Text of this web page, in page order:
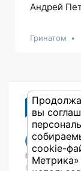
Андрей
Гринатом
Публикации
Публикации
вы
cookie-
Метрика»